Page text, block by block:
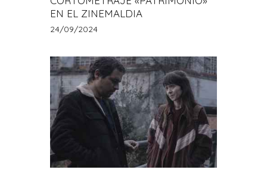
EN EL ZINEMALDIA
24/09/2024